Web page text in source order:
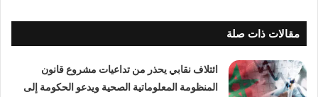
مقالات ذات صلة
ائتلاف نقابي يحذر من تداعيات مشروع قانون
المنظومة المعلوماتية الصحية ويدعو الحكومة إلى